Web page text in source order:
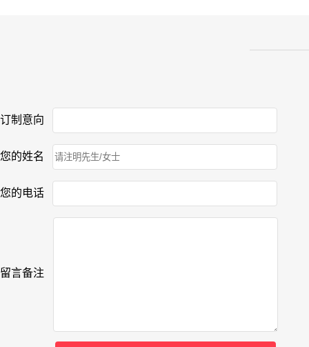
订制意向
您的姓名
您的电话
留言备注